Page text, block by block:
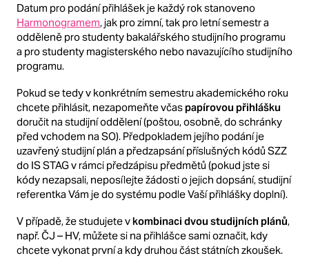
Datum pro podání přihlášek je každý rok stanoveno
Harmonogramem, jak pro zimní, tak pro letní semestr a
odděleně pro studenty bakalářského studijního programu
a pro studenty magisterského nebo navazujícího studijního
programu.
Pokud se tedy v konkrétním semestru akademického roku
chcete přihlásit, nezapomeňte včaspapírovou přihlášku
doručit na studijní oddělení (poštou, osobně, do schránky
před vchodem na SO). Předpokladem jejího podání je
uzavřený studijní plán a předzapsání příslušných kódů SZZ
do IS STAG v rámci předzápisu předmětů (pokud jste si
kódy nezapsali, neposílejte žádosti o jejich dopsání, studijní
referentka Vám je do systému podle Vaší přihlášky doplní).
V případě, že studujete vkombinaci dvou studijních plánů,
např. ČJ – HV, můžete si na přihlášce sami označit, kdy
chcete vykonat první a kdy druhou část státních zkoušek.